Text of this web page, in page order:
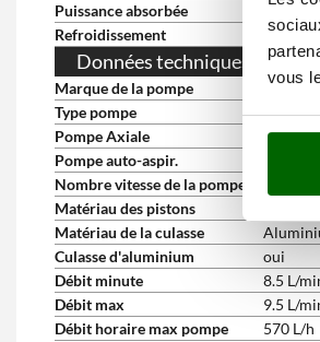
vous
Puissance absorbée
2.6 Kw
Refroidissement
à l'air
Données techniques de la
Marque de la pompe
BOSCH
Type pompe
à 4
Pompe Axiale
oui
Pompe auto-aspir.
Nombre vitesse de la pompe
Matériau des pistons
Matériau de la culasse
Culasse d'aluminium
oui
Débit minute
8.5 L/
Débit max
9.5 L/
Débit horaire max pompe
570 L/h